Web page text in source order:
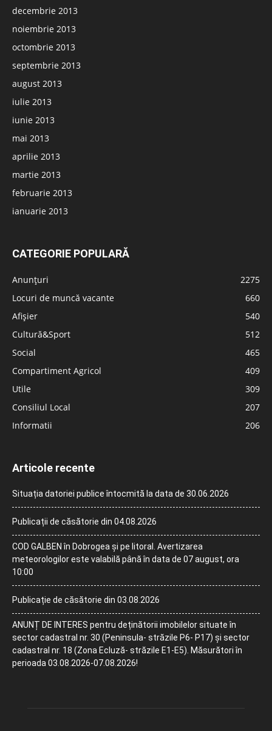
decembrie 2013
noiembrie 2013
octombrie 2013
septembrie 2013
august 2013
iulie 2013
iunie 2013
mai 2013
aprilie 2013
martie 2013
februarie 2013
ianuarie 2013
CATEGORIE POPULARĂ
Anunțuri
2275
Locuri de muncă vacante
660
Afișier
540
Cultură&Sport
512
Social
465
Compartiment Agricol
409
Utile
309
Consiliul Local
207
Informatii
206
Articole recente
Situația datoriei publice întocmită la data de 30.06.2026
Publicații de căsătorie din 04.08.2026
COD GALBEN în Dobrogea și pe litoral. Avertizarea
meteorologilor este valabilă până în data de 07 august, ora
10:00
Publicație de căsătorie din 03.08.2026
ANUNȚ DE INTERES pentru deținătorii imobilelor situate în
sector cadastral nr. 30 (Peninsula- străzile P6- P17) și sector
cadastral nr. 18 (Zona Ecluză- străzile E1-E5). Măsurători în
perioada 03.08.2026-07.08.2026!